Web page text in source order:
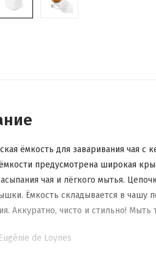
ёмкость для заваривания чая с
предусмотрена широкая
чая и лёгкого мытья.
Ёмкость складывается в чашу
Аккуратно, чисто и стильно! Мыть
de Loynes